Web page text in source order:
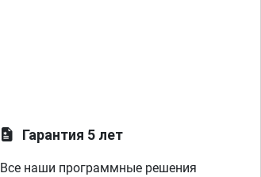
Гарантия 5 лет
Все наши программные решения